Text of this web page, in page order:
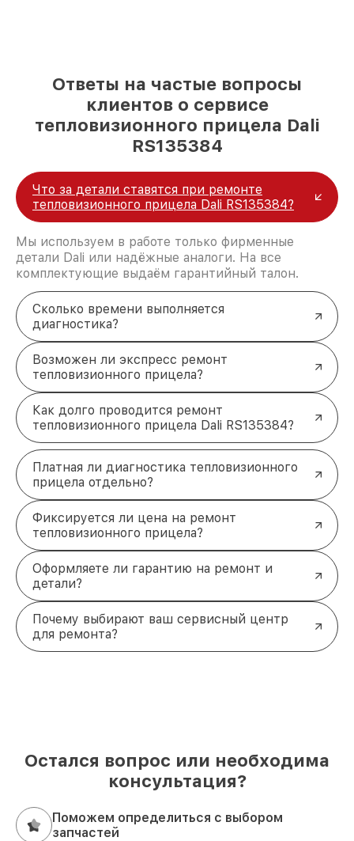
Ответы на частые вопросы
клиентов о сервисе
тепловизионного прицела Dali
RS135384
Что за детали ставятся при ремонте
тепловизионного прицела Dali RS135384?
Мы используем в работе только фирменные
детали Dali или надёжные аналоги. На все
комплектующие выдаём гарантийный талон.
Сколько времени выполняется
диагностика?
Возможен ли экспресс ремонт
тепловизионного прицела?
Как долго проводится ремонт
тепловизионного прицела Dali RS135384?
Платная ли диагностика тепловизионного
прицела отдельно?
Фиксируется ли цена на ремонт
тепловизионного прицела?
Оформляете ли гарантию на ремонт и
детали?
Почему выбирают ваш сервисный центр
для ремонта?
Остался вопрос или необходима
консультация?
Поможем определиться с выбором
запчастей